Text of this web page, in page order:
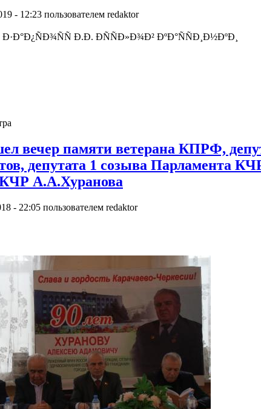
- 12:23 пользователем redaktor
член Карачаево-Черкесского рескома КПРФ, аул
вечер памяти ветерана КПРФ,
депутата 1 созыва Парламента
А.А.Хуранова
- 22:05 пользователем redaktor